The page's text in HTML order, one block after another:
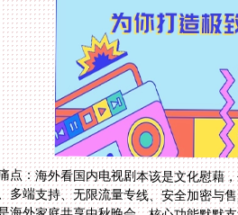
点：海外看国内电视剧本该是文化慰藉